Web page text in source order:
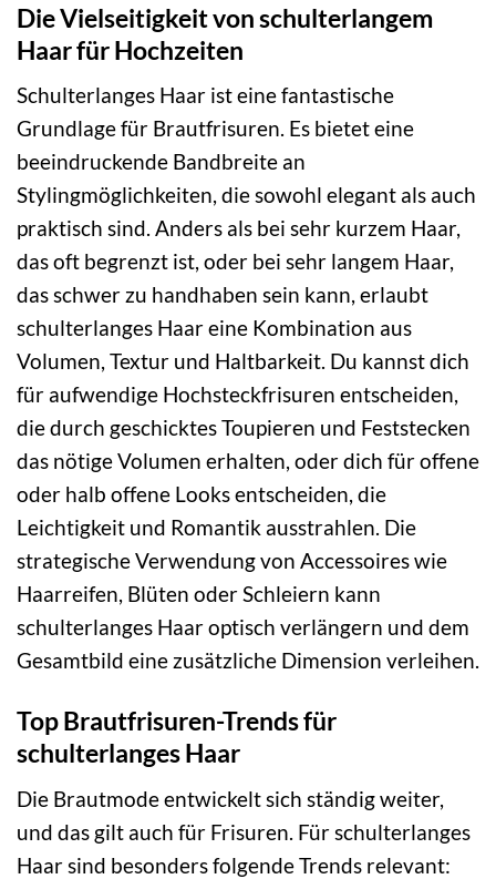
Die Vielseitigkeit von schulterlangem
Haar für Hochzeiten
Schulterlanges Haar ist eine fantastische
Grundlage für Brautfrisuren. Es bietet eine
beeindruckende Bandbreite an
Stylingmöglichkeiten, die sowohl elegant als auch
praktisch sind. Anders als bei sehr kurzem Haar,
das oft begrenzt ist, oder bei sehr langem Haar,
das schwer zu handhaben sein kann, erlaubt
schulterlanges Haar eine Kombination aus
Volumen, Textur und Haltbarkeit. Du kannst dich
für aufwendige Hochsteckfrisuren entscheiden,
die durch geschicktes Toupieren und Feststecken
das nötige Volumen erhalten, oder dich für offene
oder halb offene Looks entscheiden, die
Leichtigkeit und Romantik ausstrahlen. Die
strategische Verwendung von Accessoires wie
Haarreifen, Blüten oder Schleiern kann
schulterlanges Haar optisch verlängern und dem
Gesamtbild eine zusätzliche Dimension verleihen.
Top Brautfrisuren-Trends für
schulterlanges Haar
Die Brautmode entwickelt sich ständig weiter,
und das gilt auch für Frisuren. Für schulterlanges
Haar sind besonders folgende Trends relevant: